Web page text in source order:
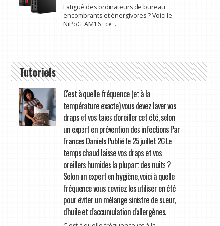
Fatigué des ordinateurs de bureau
encombrants et énergivores ? Voici le
NiPoGi AM16 : ce ...
Tutoriels
C'est à quelle fréquence (et à la
température exacte) vous devez laver vos
draps et vos taies d'oreiller cet été, selon
un expert en prévention des infections Par
Frances Daniels Publié le 25 juillet 26 Le
temps chaud laisse vos draps et vos
oreillers humides la plupart des nuits ?
Selon un expert en hygiène, voici à quelle
fréquence vous devriez les utiliser en été
pour éviter un mélange sinistre de sueur,
d'huile et d'accumulation d'allergènes.